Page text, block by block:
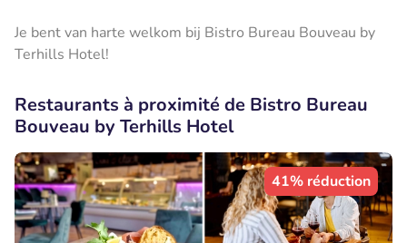
Je bent van harte welkom bij Bistro Bureau Bouveau by
Terhills Hotel!
Restaurants à proximité de Bistro Bureau
Bouveau by Terhills Hotel
41% réduction